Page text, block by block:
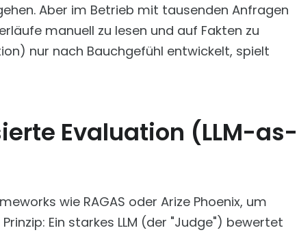
Aber im Betrieb mit tausenden Anfragen
manuell zu lesen und auf Fakten zu
nur nach Bauchgefühl entwickelt, spielt
Evaluation (LLM-as-
wie RAGAS oder Arize Phoenix, um
Ein starkes LLM (der "Judge") bewertet